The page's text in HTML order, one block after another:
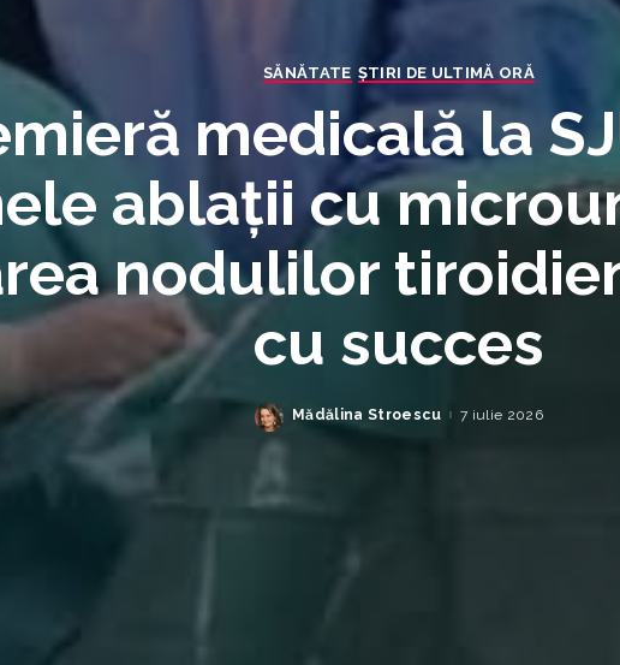
SĂNĂTATE ȘTIRI DE ULTIMĂ ORĂ
medicală la
ablații cu
nodulilor
cu succes
Posted
Mădălina Stroescu 7 iulie 2026